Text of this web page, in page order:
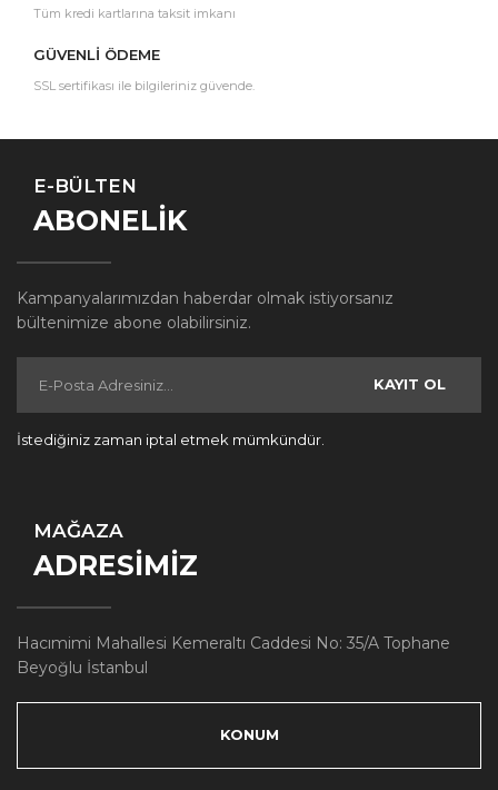
Tüm kredi kartlarına taksit imkanı
GÜVENLİ ÖDEME
SSL sertifikası ile bilgileriniz güvende.
E-BÜLTEN
ABONELİK
Kampanyalarımızdan haberdar olmak istiyorsanız
bültenimize abone olabilirsiniz.
KAYIT OL
İstediğiniz zaman iptal etmek mümkündür.
MAĞAZA
ADRESİMİZ
Hacımimi Mahallesi Kemeraltı Caddesi No: 35/A Tophane
Beyoğlu İstanbul
KONUM